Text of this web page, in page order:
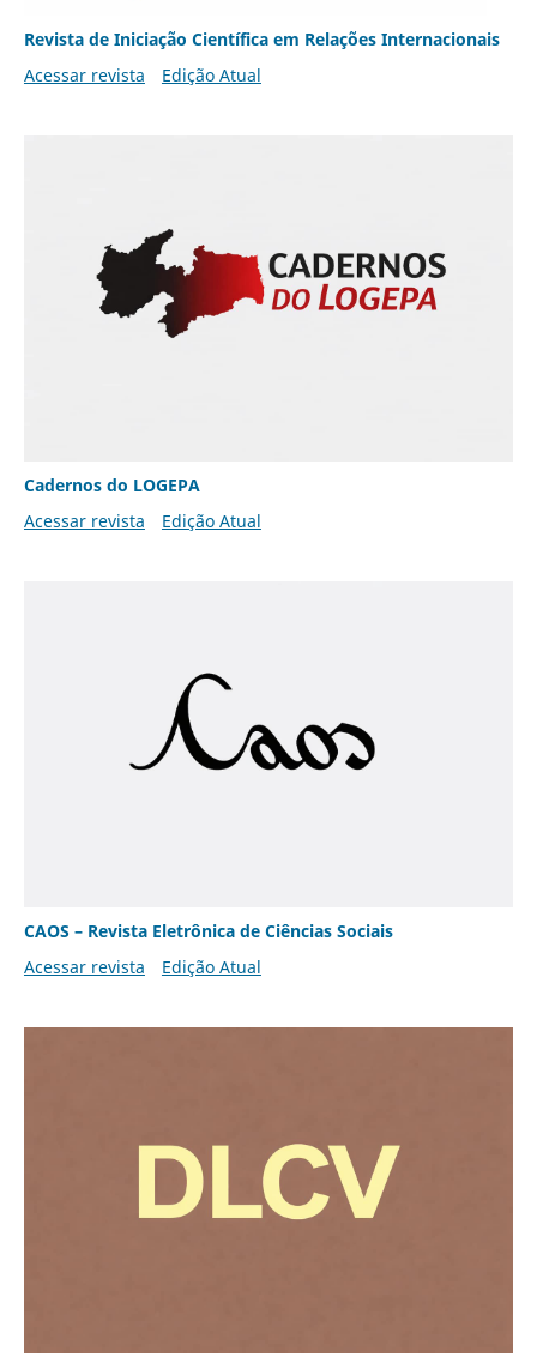
Revista de Iniciação Científica em Relações Internacionais
Acessar revista
Edição Atual
Cadernos do LOGEPA
Acessar revista
Edição Atual
CAOS – Revista Eletrônica de Ciências Sociais
Acessar revista
Edição Atual